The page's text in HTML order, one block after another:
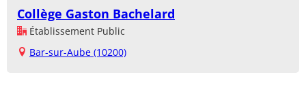
Collège Gaston Bachelard
Établissement Public
Bar-sur-Aube (10200)